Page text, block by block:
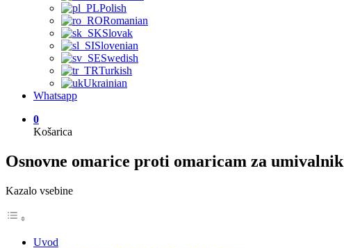
Polish
Romanian
Slovak
Slovenian
Swedish
Turkish
Ukrainian
Whatsapp
0
Košarica
Osnovne omarice proti omaricam za
Kazalo vsebine
Uvod